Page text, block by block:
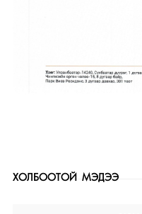
ХОЛБООТОЙ МЭДЭЭ